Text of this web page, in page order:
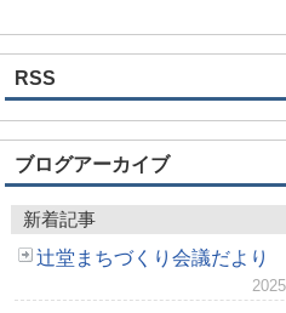
RSS
ブログアーカイブ
新着記事
辻堂まちづくり会議だより